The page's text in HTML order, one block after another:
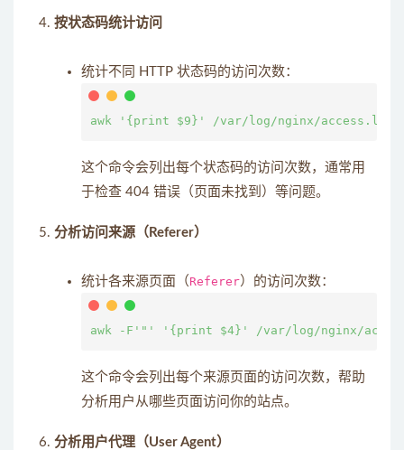
按状态码统计访问
统计不同 HTTP 状态码的访问次数：
这个命令会列出每个状态码的访问次数，通常用
于检查 404 错误（页面未找到）等问题。
分析访问来源（Referer）
统计各来源页面（Referer）的访问次数：
这个命令会列出每个来源页面的访问次数，帮助
分析用户从哪些页面访问你的站点。
分析用户代理（User Agent）